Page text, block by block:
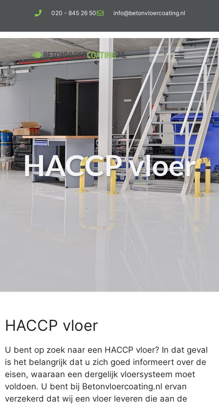
020 - 845 26 50 info@betonvloercoating.nl
HACCP vloer
HACCP vloer
U bent op zoek naar een HACCP vloer? In dat geval
is het belangrijk dat u zich goed informeert over de
eisen, waaraan een dergelijk vloersysteem moet
voldoen. U bent bij Betonvloercoating.nl ervan
verzekerd dat wij een vloer leveren die aan de